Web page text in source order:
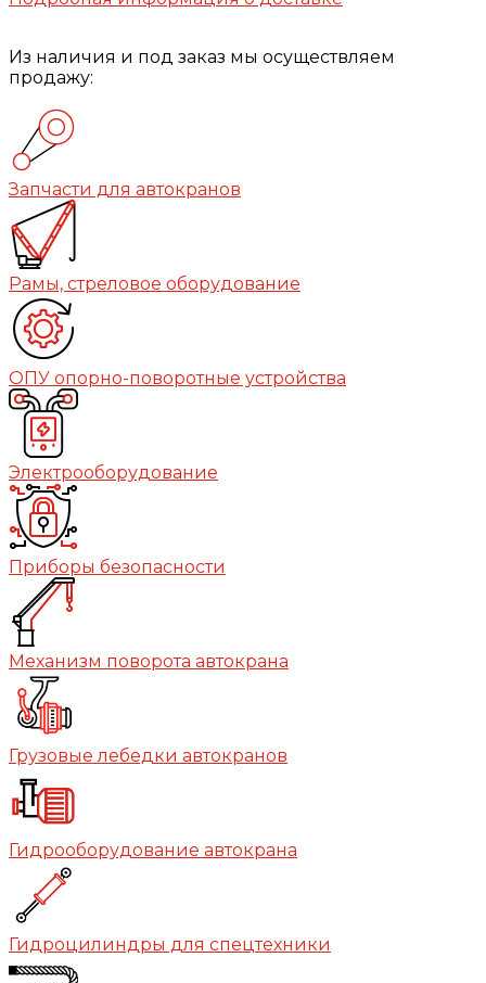
Из наличия и под заказ мы осуществляем
продажу:
Запчасти для автокранов
Рамы, стреловое оборудование
ОПУ опорно-поворотные устройства
Электрооборудование
Приборы безопасности
Механизм поворота автокрана
Грузовые лебедки автокранов
Гидрооборудование автокрана
Гидроцилиндры для спецтехники